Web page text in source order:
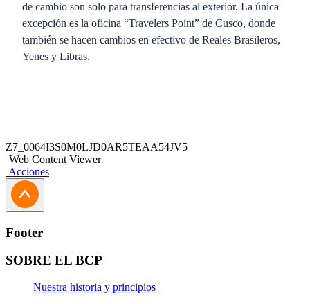
de cambio son solo para transferencias al exterior. La única
excepción es la oficina “Travelers Point” de Cusco, donde
también se hacen cambios en efectivo de Reales Brasileros,
Yenes y Libras.
Z7_0064I3S0M0LJD0AR5TEAA54JV5
Web Content Viewer
Acciones
Footer
SOBRE EL BCP
Nuestra historia y principios